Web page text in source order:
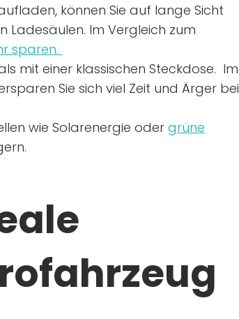
können Sie auf lange Sicht
Ladesäulen. Im Vergleich zum
sparen.
mit einer klassischen Steckdose. Im
Sie sich viel Zeit und Ärger bei
wie Solarenergie oder grüne